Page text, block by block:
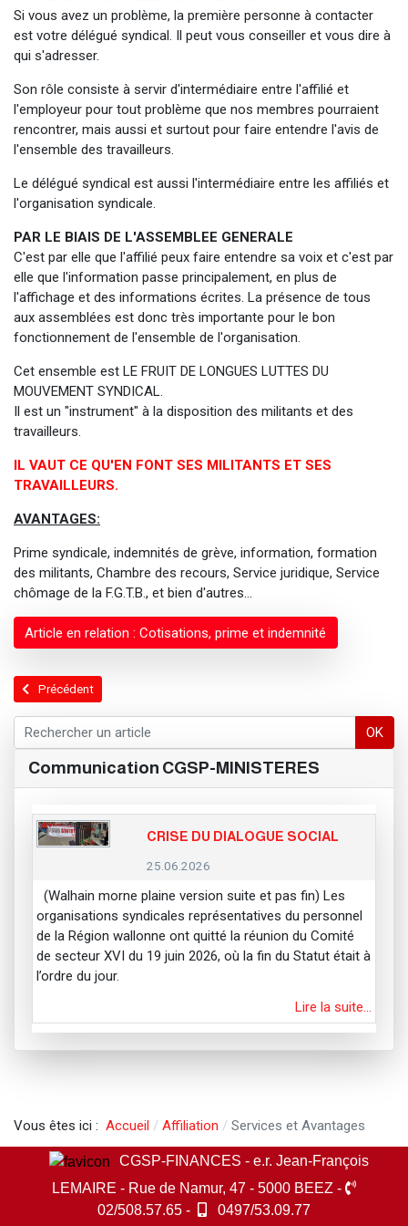
Si vous avez un problème, la première personne à contacter
est votre délégué syndical. Il peut vous conseiller et vous dire à
qui s'adresser.
Son rôle consiste à servir d'intermédiaire entre l'affilié et
l'employeur pour tout problème que nos membres pourraient
rencontrer, mais aussi et surtout pour faire entendre l'avis de
l'ensemble des travailleurs.
Le délégué syndical est aussi l'intermédiaire entre les affiliés et
l'organisation syndicale.
PAR LE BIAIS DE L'ASSEMBLEE GENERALE
C'est par elle que l'affilié peux faire entendre sa voix et c'est par
elle que l'information passe principalement, en plus de
l'affichage et des informations écrites. La présence de tous
aux assemblées est donc très importante pour le bon
fonctionnement de l'ensemble de l'organisation.
Cet ensemble est LE FRUIT DE LONGUES LUTTES DU
MOUVEMENT SYNDICAL.
Il est un "instrument" à la disposition des militants et des
travailleurs.
IL VAUT CE QU'EN FONT SES MILITANTS ET SES
TRAVAILLEURS.
AVANTAGES:
Prime syndicale, indemnités de grève, information, formation
des militants, Chambre des recours, Service juridique, Service
chômage de la F.G.T.B., et bien d'autres...
Article en relation : Cotisations, prime et indemnité
Article précédent : Assistance individuelle aux affiliés
Précédent
OK
Communication CGSP-MINISTERES
CRISE DU DIALOGUE SOCIAL
25.06.2026
(Walhain morne plaine version suite et pas fin) Les
organisations syndicales représentatives du personnel
de la Région wallonne ont quitté la réunion du Comité
de secteur XVI du 19 juin 2026, où la fin du Statut était à
l’ordre du jour.
Lire la suite…
Vous êtes ici : Accueil Affiliation Services et Avantages
CGSP-FINANCES - e.r. Jean-François
LEMAIRE - Rue de Namur, 47 - 5000 BEEZ -
02/508.57.65 -
0497/53.09.77